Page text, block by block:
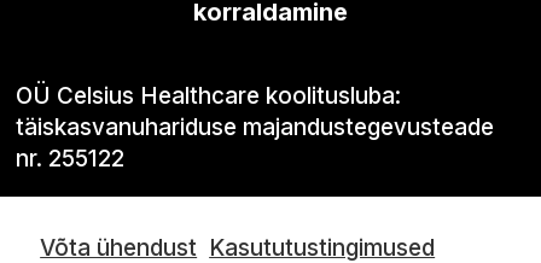
korraldamine
OÜ Celsius Healthcare koolitusluba:
täiskasvanuhariduse majandustegevusteade
nr. 255122
Võta ühendust Kasututustingimused